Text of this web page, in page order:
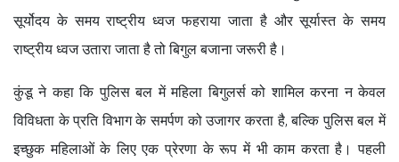
सूर्योदय के समय राष्ट्रीय ध्वज फहराया जाता है और सूर्यास्त के समय
राष्ट्रीय ध्वज उतारा जाता है तो बिगुल बजाना जरूरी है।
कुंडू ने कहा कि पुलिस बल में महिला बिगुलर्स को शामिल करना न केवल
विविधता के प्रति विभाग के समर्पण को उजागर करता है, बल्कि पुलिस बल में
इच्छुक महिलाओं के लिए एक प्रेरणा के रूप में भी काम करता है। पहली